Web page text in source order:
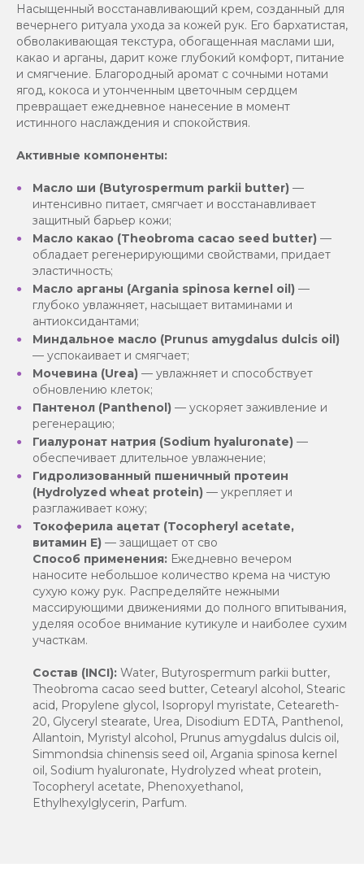
Насыщенный восстанавливающий крем, созданный для
вечернего ритуала ухода за кожей рук. Его бархатистая,
обволакивающая текстура, обогащенная маслами ши,
какао и арганы, дарит коже глубокий комфорт, питание
и смягчение. Благородный аромат с сочными нотами
ягод, кокоса и утонченным цветочным сердцем
превращает ежедневное нанесение в момент
истинного наслаждения и спокойствия.
Активные компоненты:
Масло ши (Butyrospermum parkii butter) —
интенсивно питает, смягчает и восстанавливает
защитный барьер кожи;
Масло какао (Theobroma cacao seed butter) —
обладает регенерирующими свойствами, придает
эластичность;
Масло арганы (Argania spinosa kernel oil) —
глубоко увлажняет, насыщает витаминами и
антиоксидантами;
Миндальное масло (Prunus amygdalus dulcis oil)
— успокаивает и смягчает;
Мочевина (Urea) — увлажняет и способствует
обновлению клеток;
Пантенол (Panthenol) — ускоряет заживление и
регенерацию;
Гиалуронат натрия (Sodium hyaluronate) —
обеспечивает длительное увлажнение;
Гидролизованный пшеничный протеин
(Hydrolyzed wheat protein) — укрепляет и
разглаживает кожу;
Токоферила ацетат (Tocopheryl acetate,
витамин Е) — защищает от сво
Способ применения: Ежедневно вечером
наносите небольшое количество крема на чистую
сухую кожу рук. Распределяйте нежными
массирующими движениями до полного впитывания,
уделяя особое внимание кутикуле и наиболее сухим
участкам.
Состав (INCI): Water, Butyrospermum parkii butter,
Theobroma cacao seed butter, Cetearyl alcohol, Stearic
acid, Propylene glycol, Isopropyl myristate, Ceteareth-
20, Glyceryl stearate, Urea, Disodium EDTA, Panthenol,
Allantoin, Myristyl alcohol, Prunus amygdalus dulcis oil,
Simmondsia chinensis seed oil, Argania spinosa kernel
oil, Sodium hyaluronate, Hydrolyzed wheat protein,
Tocopheryl acetate, Phenoxyethanol,
Ethylhexylglycerin, Parfum.